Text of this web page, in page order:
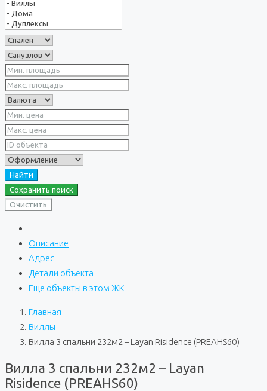
Найти
Сохранить поиск
Очистить
Описание
Адрес
Детали объекта
Еще объекты в этом ЖК
Главная
Виллы
Вилла 3 спальни 232м2 – Layan Risidence (PREAHS60)
Вилла 3 спальни 232м2 – Layan
Risidence (PREAHS60)